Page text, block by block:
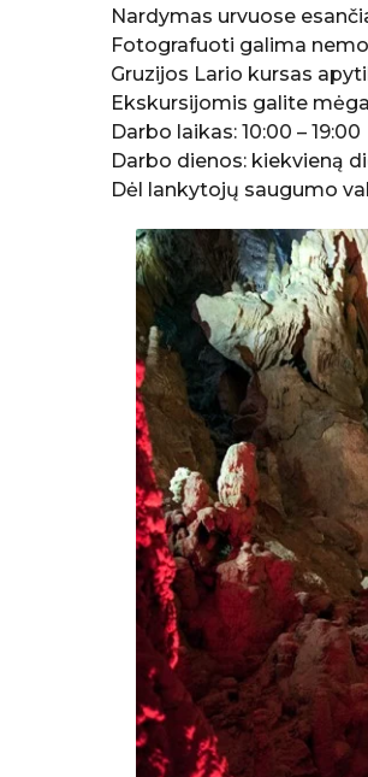
Nardymas urvuose
Fotografuoti galima
Gruzijos Lario kursas
Ekskursijomis galite
Darbo laikas: 10:00 – 19:00
Darbo dienos: kiekvieną
Dėl lankytojų saugumo